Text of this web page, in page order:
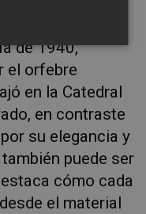
es el
de 1940,
el orfebre
en la Catedral
en contraste
su elegancia y
puede ser
cómo cada
el material